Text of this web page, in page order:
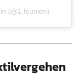
(@1.fcunion)